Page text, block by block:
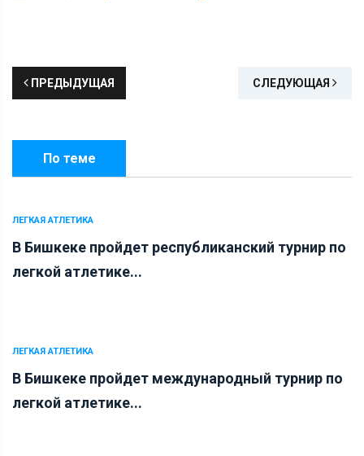
ПРЕДЫДУЩАЯ СЛЕДУЮЩАЯ
По теме
ЛЕГКАЯ АТЛЕТИКА
В Бишкеке пройдет республиканский турнир по
легкой атлетике...
ЛЕГКАЯ АТЛЕТИКА
В Бишкеке пройдет международный турнир по
легкой атлетике...